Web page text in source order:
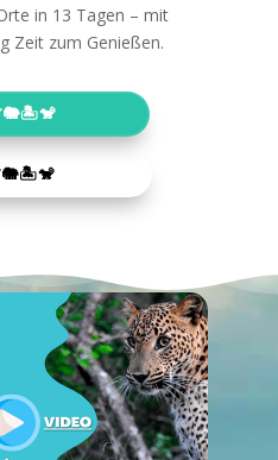
in 13 Tagen – mit
Zeit zum Genießen.